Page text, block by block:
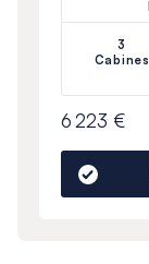
3
Cabines
6 223 €